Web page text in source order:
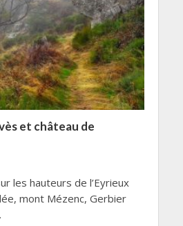
et château de
les hauteurs de l’Eyrieux
mont Mézenc, Gerbier